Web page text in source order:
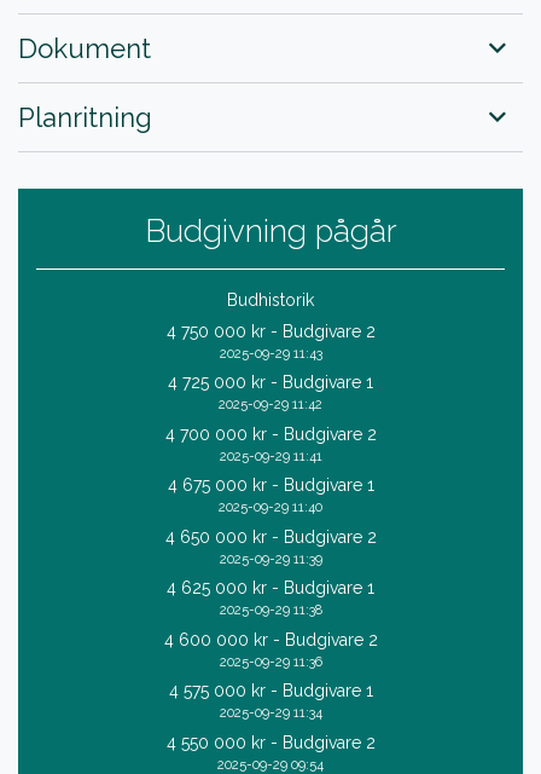
Dokument
Planritning
Budgivning pågår
Budhistorik
4 750 000 kr - Budgivare 2
2025-09-29 11:43
4 725 000 kr - Budgivare 1
2025-09-29 11:42
4 700 000 kr - Budgivare 2
2025-09-29 11:41
4 675 000 kr - Budgivare 1
2025-09-29 11:40
4 650 000 kr - Budgivare 2
2025-09-29 11:39
4 625 000 kr - Budgivare 1
2025-09-29 11:38
4 600 000 kr - Budgivare 2
2025-09-29 11:36
4 575 000 kr - Budgivare 1
2025-09-29 11:34
4 550 000 kr - Budgivare 2
2025-09-29 09:54